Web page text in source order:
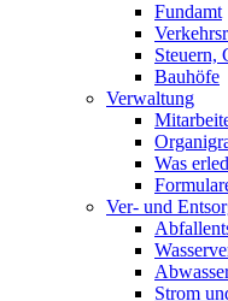
Fundamt
Steuern,
Bauhöfe
Verwaltung
Was
Ver- und
Strom